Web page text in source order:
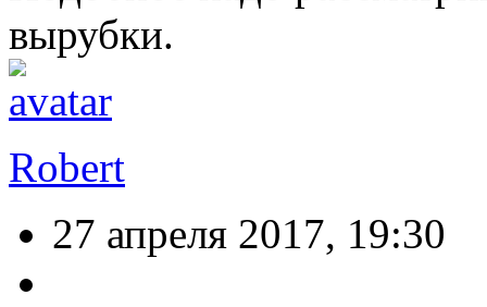
вырубки.
Robert
27 апреля 2017, 19:30